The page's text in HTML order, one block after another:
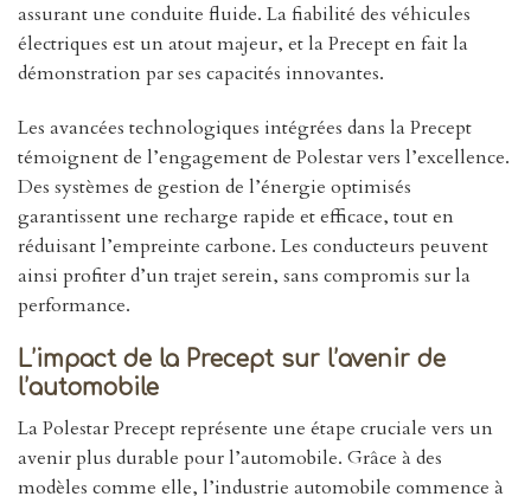
assurant une conduite fluide. La fiabilité des véhicules
électriques est un atout majeur, et la Precept en fait la
démonstration par ses capacités innovantes.
Les avancées technologiques intégrées dans la Precept
témoignent de l’engagement de Polestar vers l’excellence.
Des systèmes de gestion de l’énergie optimisés
garantissent une recharge rapide et efficace, tout en
réduisant l’empreinte carbone. Les conducteurs peuvent
ainsi profiter d’un trajet serein, sans compromis sur la
performance.
L’impact de la Precept sur l’avenir de
l’automobile
La Polestar Precept représente une étape cruciale vers un
avenir plus durable pour l’automobile. Grâce à des
modèles comme elle, l’industrie automobile commence à